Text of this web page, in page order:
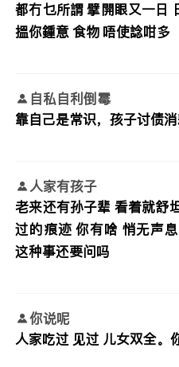
都冇乜所謂 擘開眼又一日
搵你鍾意 食物 唔使諗咁多
自私自利倒霉
靠自己是常识，孩子讨债消
人家有孩子
老来还有孙子辈 看着就舒
过的痕迹 你有啥 悄无声
这种事还要问吗
你说呢
人家吃过 见过 儿女双全。